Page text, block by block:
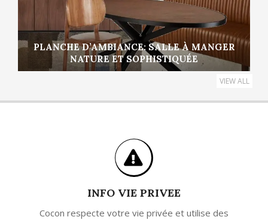
PLANCHE D’AMBIANCE: SALLE À MANGER
NATURE ET SOPHISTIQUÉE
VIEW ALL
INFO VIE PRIVEE
Cocon respecte votre vie privée et utilise des